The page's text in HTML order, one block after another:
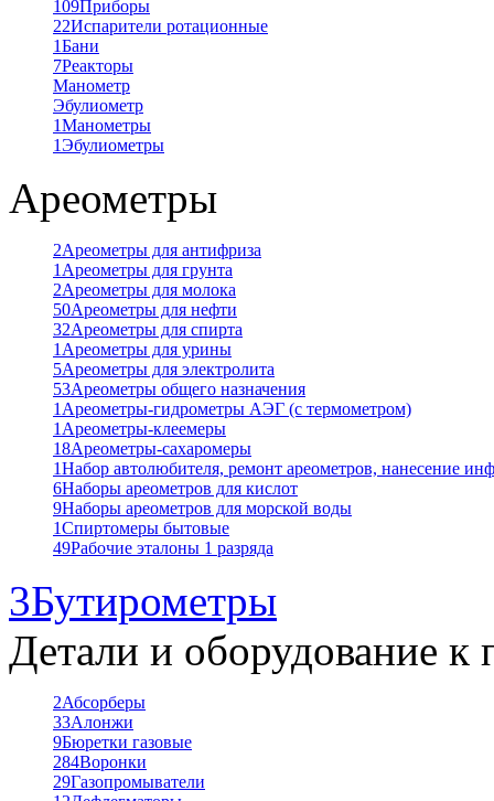
109Приборы
22Испарители ротационные
1Бани
7Реакторы
Манометр
Эбулиометр
1Манометры
1Эбулиометры
Ареометры
2Ареометры для антифриза
1 Ареометры для грунта
2Ареометры для молока
50Ареометры для нефти
32Ареометры для спирта
1 Ареометры для урины
5Ареометры для электролита
53Ареометры общего назначения
1 Ареометры-гидрометры АЭГ (с термометром)
1 Ареометры-клеемеры
18Ареометры-сахаромеры
1Набор автолюбителя, ремонт ареометров, нанесение
6Наборы ареометров для кислот
9Наборы ареометров для морской воды
1Спиртомеры бытовые
49Рабочие эталоны 1 разряда
3Бутирометры
Детали и оборудование к
2Абсорберы
33Алонжи
9Бюретки газовые
284Воронки
29Газопромыватели